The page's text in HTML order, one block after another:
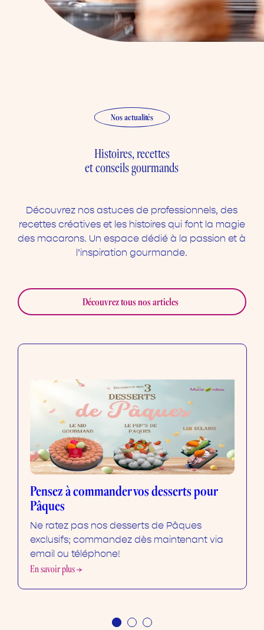
Nos actualités
Histoires, recettes
et conseils gourmands
Découvrez nos astuces de professionnels, des
recettes créatives et les histoires qui font la magie
des macarons. Un espace dédié à la passion et à
l’inspiration gourmande.
Découvrez tous nos articles
Pensez à commander vos desserts pour
Pâques
Ne ratez pas nos desserts de Pâques
exclusifs; commandez dès maintenant via
email ou téléphone!
En savoir plus